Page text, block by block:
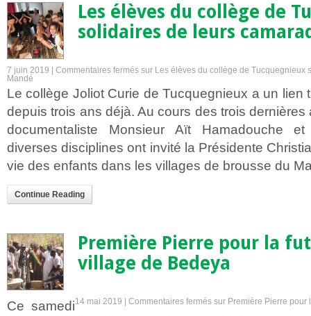
7 juin 2019 | Commentaires fermés sur Les élèves du collège de Tucquegnieux
Mandé
Les élèves du collège de
solidaires de leurs
Le collège Joliot Curie de Tucquegnieux a un lien
depuis trois ans déjà. Au cours des trois
documentaliste Monsieur Aït Hamadouche
diverses disciplines ont invité la Présidente
vie des enfants dans les villages de brousse du
Continue Reading
14 mai 2019 | Commentaires fermés sur Première Pierre pour
Première Pierre pour la
village de Bedeya
Ce samedi